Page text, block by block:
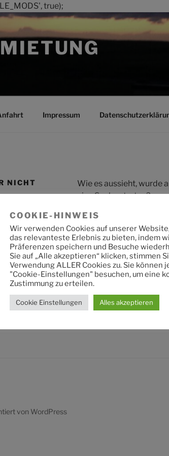
true);
Impressum
NICHT
Wie es aussieht, wurde
eine Suche starten?
Suche
nach:
von WordPress
COOKIE-HINWEIS
Wir verwenden Cookies auf unserer
das relevanteste Erlebnis zu bieten, indem
Präferenzen speichern und Besuche
Sie auf „Alle akzeptieren“ klicken, stimmen
Verwendung ALLER Cookies zu. Sie können
"Cookie-Einstellungen" besuchen, um eine
Zustimmung zu erteilen.
Cookie Einstellungen Alles akzeptieren